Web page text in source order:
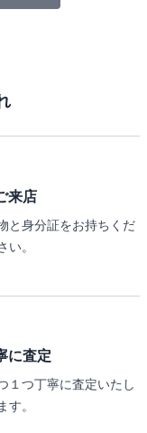
来店
と身分証をお持ちくだ
い。
に査定
１つ丁寧に査定いたし
す。